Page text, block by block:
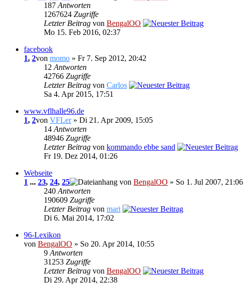
187 Antworten
1267624 Zugriffe
Letzter Beitrag von BengalOO
Mo 15. Feb 2016, 02:37
facebook
1, 2von momo » Fr 7. Sep 2012, 20:42
12 Antworten
42766 Zugriffe
Letzter Beitrag von Carlos
Sa 4. Apr 2015, 17:51
www.vflhalle96.de
1, 2von VFLer» Di 21. Apr 2009, 15:05
14 Antworten
48946 Zugriffe
Letzter Beitrag von kommando ebbe sand
Fr 19. Dez 2014, 01:26
Webseite
1 ... 23, 24, 25 von BengalOO » So 1. Jul 2007, 21:06
240 Antworten
190609 Zugriffe
Letzter Beitrag von mari
Di 6. Mai 2014, 17:02
96-Lexikon
von BengalOO » So 20. Apr 2014, 10:55
9 Antworten
31253 Zugriffe
Letzter Beitrag von BengalOO
Di 29. Apr 2014, 22:38